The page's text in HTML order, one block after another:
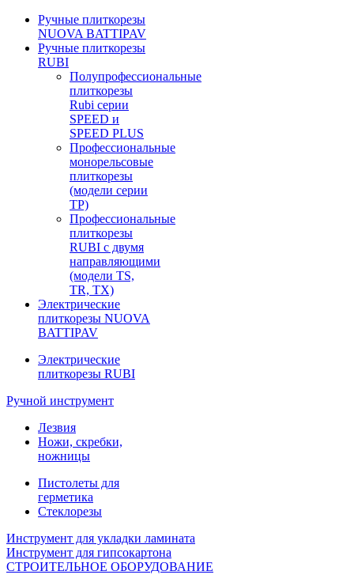
Ручные плиткорезы
NUOVA BATTIPAV
Ручные плиткорезы
RUBI
Полупрофессиональные
плиткорезы
Rubi серии
SPEED и
SPEED PLUS
Профессиональные
монорельсовые
плиткорезы
(модели серии
TP)
Профессиональные
плиткорезы
RUBI с двумя
направляющими
(модели TS,
TR, TX)
Электрические
плиткорезы NUOVA
BATTIPAV
Электрические
плиткорезы RUBI
Ручной инструмент
Лезвия
Ножи, скребки,
ножницы
Пистолеты для
герметика
Стеклорезы
Инструмент для укладки ламината
Инструмент для гипсокартона
СТРОИТЕЛЬНОЕ ОБОРУДОВАНИЕ